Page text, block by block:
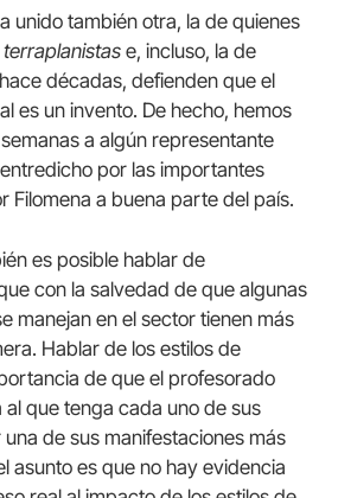
unido también otra, la de quienes
terraplanistas e, incluso, la de
décadas, defienden que el
es un invento. De hecho, hemos
a algún representante
por las importantes
Filomena a buena parte del país.
es posible hablar de
con la salvedad de que algunas
manejan en el sector tienen más
Hablar de los estilos de
de que el profesorado
que tenga cada uno de sus
de sus manifestaciones más
asunto es que no hay evidencia